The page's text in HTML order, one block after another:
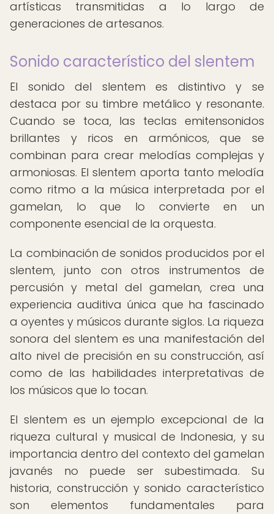
artísticas transmitidas a lo largo de
generaciones de artesanos.
Sonido característico del slentem
El sonido del slentem es distintivo y se
destaca por su timbre metálico y resonante.
Cuando se toca, las teclas emitensonidos
brillantes y ricos en armónicos, que se
combinan para crear melodías complejas y
armoniosas. El slentem aporta tanto melodía
como ritmo a la música interpretada por el
gamelan, lo que lo convierte en un
componente esencial de la orquesta.
La combinación de sonidos producidos por el
slentem, junto con otros instrumentos de
percusión y metal del gamelan, crea una
experiencia auditiva única que ha fascinado
a oyentes y músicos durante siglos. La riqueza
sonora del slentem es una manifestación del
alto nivel de precisión en su construcción, así
como de las habilidades interpretativas de
los músicos que lo tocan.
El slentem es un ejemplo excepcional de la
riqueza cultural y musical de Indonesia, y su
importancia dentro del contexto del gamelan
javanés no puede ser subestimada. Su
historia, construcción y sonido característico
son elementos fundamentales para